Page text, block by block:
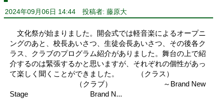
2024年09月06日 14:44 投稿者: 藤原大
文化祭が始まりました。開会式では軽音楽によるオープニ
ングのあと、校長あいさつ、生徒会長あいさつ、その後各ク
ラス、クラブのプログラム紹介がありました。舞台の上で紹
介するのは緊張するかと思いますが、それぞれの個性があっ
て楽しく聞くことができました。 （クラス）
（クラブ） ～Brand New
Stage Brand N...